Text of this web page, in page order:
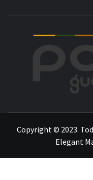
Copyright © 2023.
Elegant